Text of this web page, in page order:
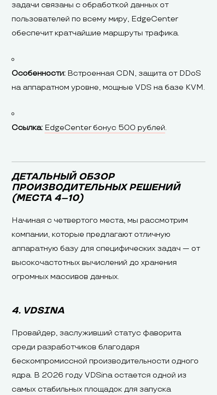
задачи связаны с обработкой данных от
пользователей по всему миру, EdgeCenter
обеспечит кратчайшие маршруты трафика.
Особенности: Встроенная CDN, защита от DDoS
на аппаратном уровне, мощные VDS на базе KVM.
Ссылка: EdgeCenter бонус 500 рублей.
ДЕТАЛЬНЫЙ ОБЗОР
ПРОИЗВОДИТЕЛЬНЫХ РЕШЕНИЙ
(МЕСТА 4–10)
Начиная с четвертого места, мы рассмотрим
компании, которые предлагают отличную
аппаратную базу для специфических задач — от
высокочастотных вычислений до хранения
огромных массивов данных.
4. VDSINA
Провайдер, заслуживший статус фаворита
среди разработчиков благодаря
бескомпромиссной производительности одного
ядра. В 2026 году VDSina остается одной из
самых стабильных площадок для запуска